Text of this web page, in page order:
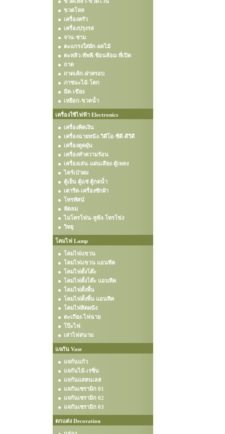
ขวดโหล
เครื่องครัว
เครื่องปรุงรส
จาน-ชาม
ตะแกรงใส่ผัก-ผลไม้
ตะหลิว-ทัพพี-ช้อนส้อม-ที่เปิด
ถาด
ถาดเค้ก-ฝาครอบ
ภาชนะไม้-โตก
มีด-เขียง
เหยือก-ขวดน้ำ
เครื่องใช้ไฟฟ้า Electronics
เครื่องคิดเงิน
เครื่องฉายหนัง-วิดีโอ-ซีดี-ดีวีดี
เครื่องดูดฝุ่น
เครื่องทำความร้อน
เครื่องเล่น-แผ่นเสียง-ตู้เพลง
ไดร์เป่าผม
ตู้เย็น ตู้แช่ ตู้กดน้ำ
เตารีด-เครื่องซักผ้า
โทรทัศน์
พัดลม
ไมโครโฟน-หูฟัง-โทรโข่ง
วิทยุ
โคมไฟ Lamp
โคมไฟแขวน
โคมไฟแขวน แอนทีค
โคมไฟตั้งโต๊ะ
โคมไฟตั้งโต๊ะ แอนทีค
โคมไฟตั้งพื้น
โคมไฟตั้งพื้น แอนทีค
โคมไฟติดผนัง
ตะเกียง-ไฟฉาย
โป๊ะไฟ
เสาไฟสนาม
แจกัน Vase
แจกันแก้ว
แจกันไม้-เรซิ่น
แจกันแสตนเลส
แจกันเซรามิก 01
แจกันเซรามิก 02
แจกันเซรามิก 03
ตกแต่ง Decoration